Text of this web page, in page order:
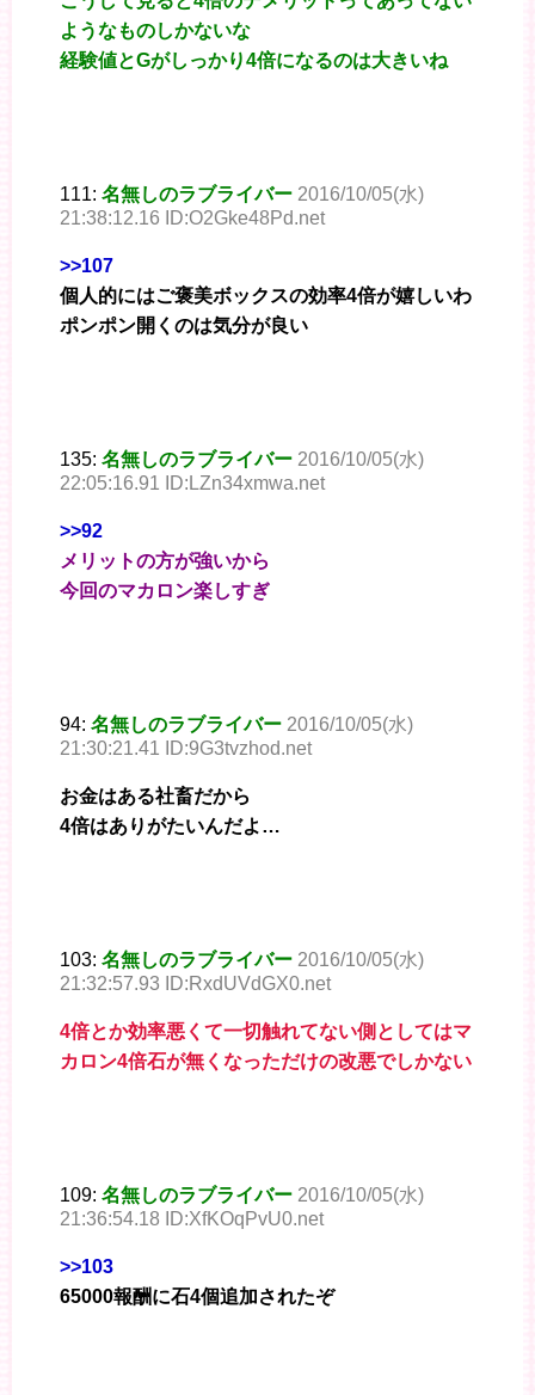
ようなものしかないな
経験値とGがしっかり4倍になるのは大きいね
111: 名無しのラブライバー 2016/10/05(水)
21:38:12.16 ID:O2Gke48Pd.net
>>107
個人的にはご褒美ボックスの効率4倍が嬉しいわ
ポンポン開くのは気分が良い
135: 名無しのラブライバー 2016/10/05(水)
22:05:16.91 ID:LZn34xmwa.net
>>92
メリットの方が強いから
今回のマカロン楽しすぎ
94: 名無しのラブライバー 2016/10/05(水)
21:30:21.41 ID:9G3tvzhod.net
お金はある社畜だから
4倍はありがたいんだよ…
103: 名無しのラブライバー 2016/10/05(水)
21:32:57.93 ID:RxdUVdGX0.net
4倍とか効率悪くて一切触れてない側としてはマ
カロン4倍石が無くなっただけの改悪でしかない
109: 名無しのラブライバー 2016/10/05(水)
21:36:54.18 ID:XfKOqPvU0.net
>>103
65000報酬に石4個追加されたぞ